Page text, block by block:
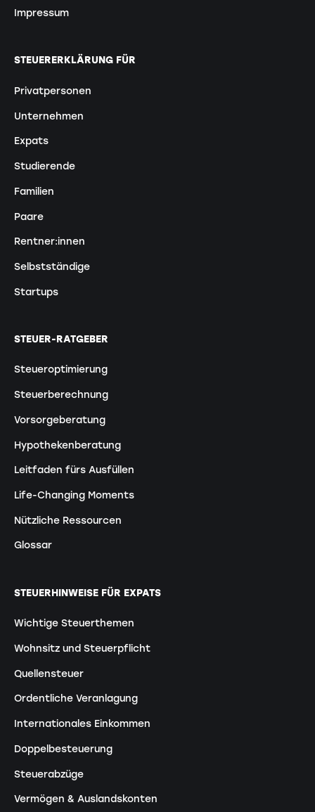
Impressum
STEUERERKLÄRUNG FÜR
Privatpersonen
Unternehmen
Expats
Studierende
Familien
Paare
Rentner:innen
Selbstständige
Startups
STEUER-RATGEBER
Steueroptimierung
Steuerberechnung
Vorsorgeberatung
Hypothekenberatung
Leitfaden fürs Ausfüllen
Life-Changing Moments
Nützliche Ressourcen
Glossar
STEUERHINWEISE FÜR EXPATS
Wichtige Steuerthemen
Wohnsitz und Steuerpflicht
Quellensteuer
Ordentliche Veranlagung
Internationales Einkommen
Doppelbesteuerung
Steuerabzüge
Vermögen & Auslandskonten